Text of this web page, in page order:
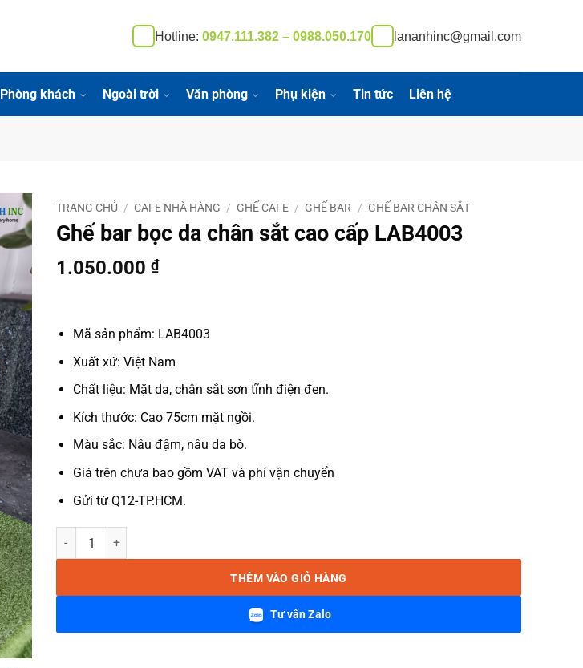
Hotline: 0947.111.382 – 0988.050.170 lananhinc@gmail.com
Phòng khách Ngoài trời Văn phòng Phụ kiện Tin tức Liên hệ
TRANG CHỦ / CAFE NHÀ HÀNG / GHẾ CAFE / GHẾ BAR / GHẾ BAR CHÂN SẮT
Ghế bar bọc da chân sắt cao cấp LAB4003
1.050.000 ₫
Mã sản phẩm: LAB4003
Xuất xứ: Việt Nam
Chất liệu: Mặt da, chân sắt sơn tĩnh điện đen.
Kích thước: Cao 75cm mặt ngồi.
Màu sắc: Nâu đậm, nâu da bò.
Giá trên chưa bao gồm VAT và phí vận chuyển
Gửi từ Q12-TP.HCM.
Ghế bar bọc da chân sắt cao cấp LAB4003 số lượng
THÊM VÀO GIỎ HÀNG
Tư vấn Zalo